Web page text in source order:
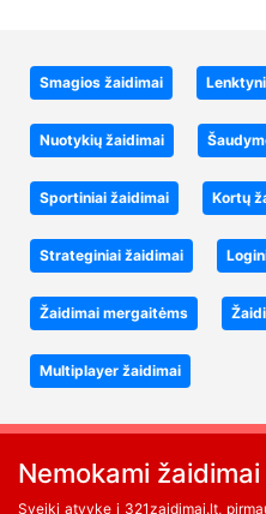
Smagios žaidimai
Nuotykių žaidimai
Sportiniai žaidimai Kortų
Strateginiai žaidimai
Žaidimai mergaitėms
Multiplayer žaidimai
Nemokami žaidimai
Sveiki atvykę į 321zaidimai.lt,